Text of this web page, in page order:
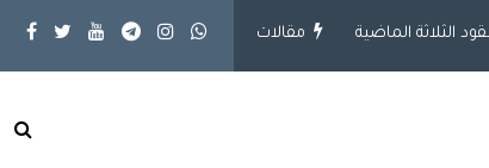
مقالات يوم حريه الصحافة محلية ارتفاع مشاريع الجهد